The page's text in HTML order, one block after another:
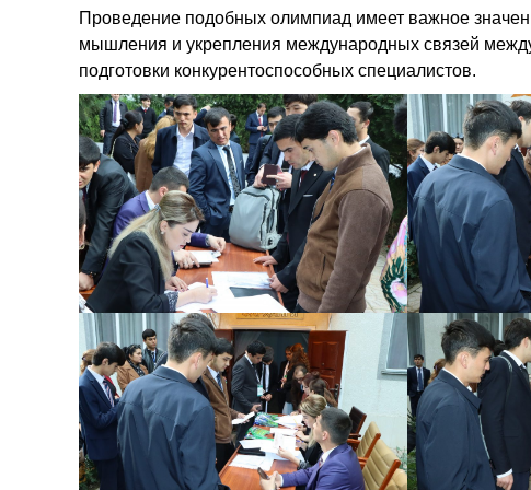
Проведение подобных олимпиад имеет важное
мышления и укрепления международных связей
подготовки конкурентоспособных специалистов.